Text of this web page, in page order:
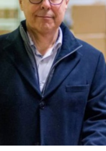
Oyun dünyasının dev
ortaklarından Claude
gelen trajik bir uçak